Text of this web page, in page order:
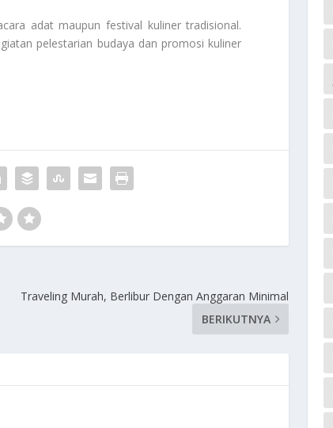
adat maupun festival kuliner tradisional.
pelestarian budaya dan promosi kuliner
Traveling Murah, Berlibur Dengan Anggaran Minimal
BERIKUTNYA